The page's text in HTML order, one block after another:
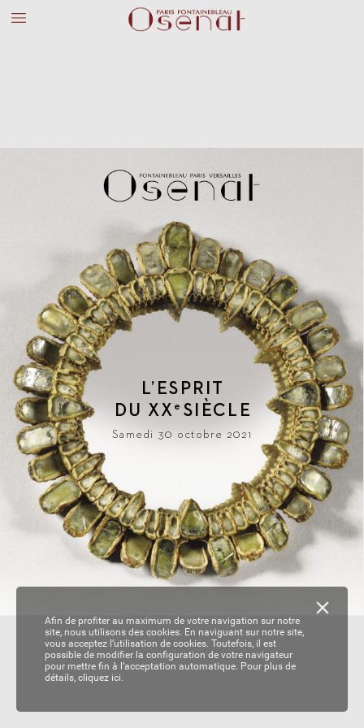
L’ESPRIT
DU XX e SIÈCLE
Samedi 30 octobre 2021
Afin de profiter au maximum de votre navigation sur notre
site, nous utilisons des cookies. En naviguant sur notre site,
vous acceptez l’utilisation de cookies. Toutefois, il est
possible de modifier la configuration de votre navigateur
pour mettre fin à l’acceptation automatique. Pour plus de
détails, cliquez ici.